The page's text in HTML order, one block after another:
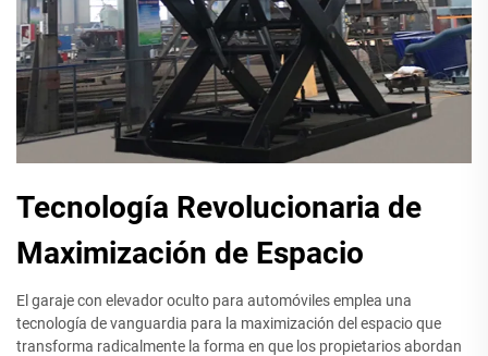
Tecnología Revolucionaria de
Maximización de Espacio
El garaje con elevador oculto para automóviles emplea una
tecnología de vanguardia para la maximización del espacio que
transforma radicalmente la forma en que los propietarios abordan